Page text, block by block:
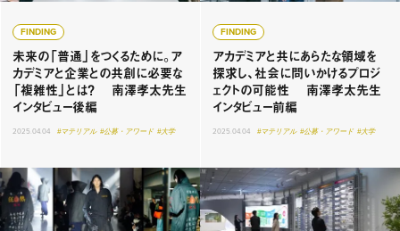
FINDING
未来の「普通」をつくるために。ア
カデミアと企業との共創に必要な
「複雑性」とは？ 南澤孝太先生
インタビュー後編
2025.04.04 #マテリアル #公募・アワード #大学
FINDING
アカデミアと共にあらたな領域を
探求し、社会に問いかけるプロジ
ェクトの可能性 南澤孝太先生
インタビュー前編
2025.04.04 #マテリアル #公募・アワード #大学